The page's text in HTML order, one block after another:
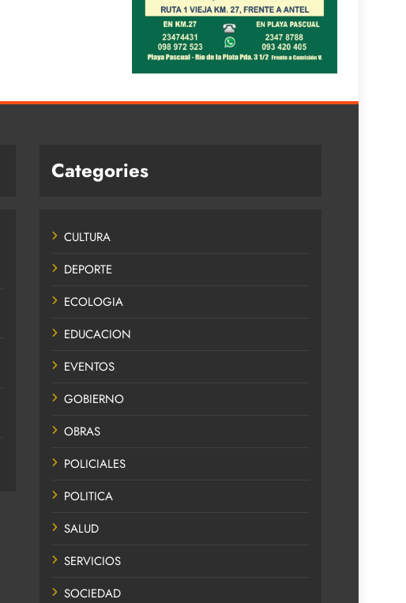
Categories
CULTURA
DEPORTE
ECOLOGIA
EDUCACION
EVENTOS
GOBIERNO
OBRAS
POLICIALES
POLITICA
SALUD
SERVICIOS
SOCIEDAD